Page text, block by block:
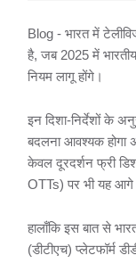
Blog - भारत में
है, जब 2025 में
नियम लागू होंगे।
इन दिशा-निर्देशों के
बदलना आवश्यक होगा
केवल दूरदर्शन फ्री
OTTs) पर भी यह आगे
हालाँकि इस बात से
(डीटीएच) प्लेटफॉर्म